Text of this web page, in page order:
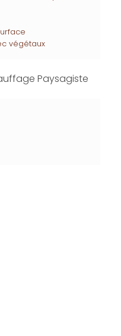
végétaux
Paysagiste